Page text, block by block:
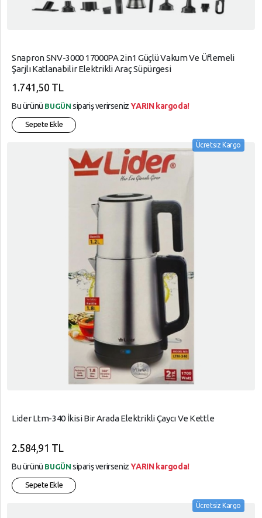
Snapron SNV-3000 17000PA 2in1 Güçlü Vakum Ve Üflemeli
Şarjlı Katlanabilir Elektrikli Araç Süpürgesi
1.741,50 TL
Bu ürünü BUGÜN sipariş verirsenizYARIN kargoda!
Sepete Ekle
Ücretsiz Kargo
Lider Ltm-340 İkisi Bir Arada Elektrikli Çaycı Ve Kettle
2.584,91 TL
Bu ürünü BUGÜN sipariş verirsenizYARIN kargoda!
Sepete Ekle
Ücretsiz Kargo